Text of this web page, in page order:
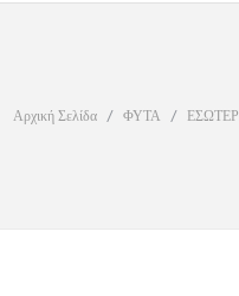
Αρχική Σελίδα / ΦΥΤΑ /